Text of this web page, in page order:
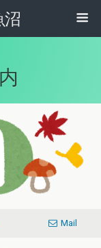
沼
Mail